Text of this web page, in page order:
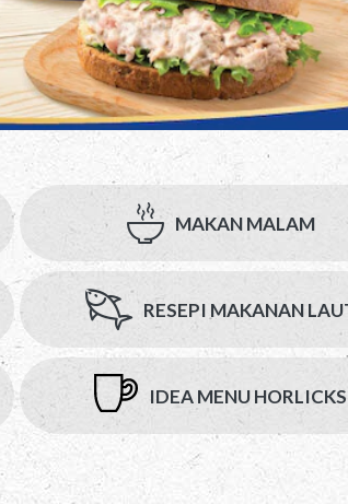
MAKAN MALAM
RESEPI MAKANAN
IDEA MENU HORLICKS